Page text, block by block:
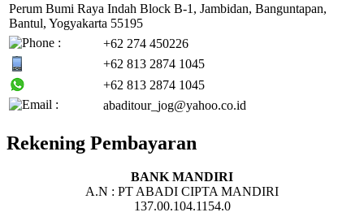
Perum Bumi Raya Indah Block B-1, Jambidan, Banguntapan,
Bantul, Yogyakarta 55195
+62 274 450226
+62 813 2874 1045
+62 813 2874 1045
abaditour_jog@yahoo.co.id
Rekening Pembayaran
BANK MANDIRI
A.N : PT ABADI CIPTA MANDIRI
137.00.104.1154.0